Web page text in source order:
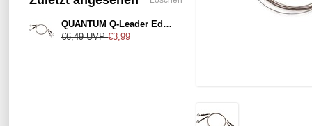
QUANTUM Q-Leader Edelstahl
€6,49UVP €3,99